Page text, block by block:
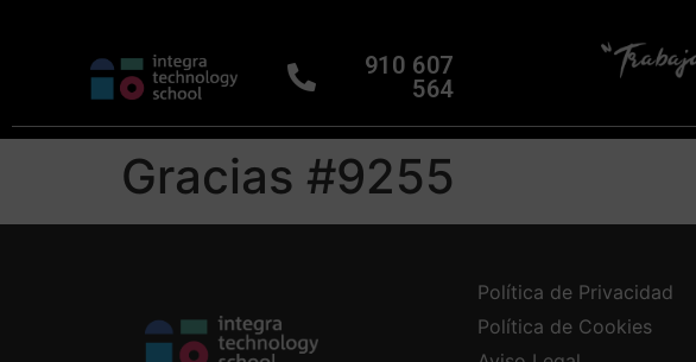
910 607
564
Gracias #9255
Política de Privacidad
Política de Cookies